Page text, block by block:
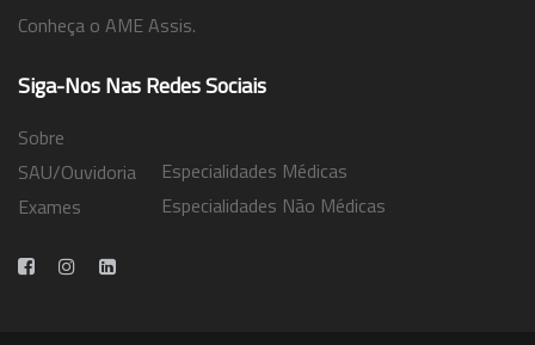
Conheça o AME Assis.
Siga-Nos Nas Redes Sociais
Sobre
SAU/Ouvidoria
Exames
Especialidades Médicas
Especialidades Não Médicas